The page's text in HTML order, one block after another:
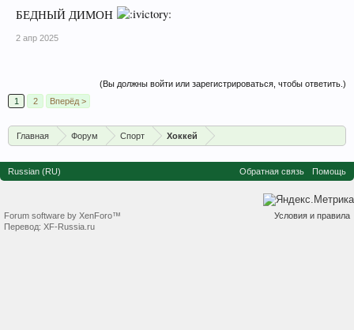
БЕДНЫЙ ДИМОН
2 апр 2025
(Вы должны войти или зарегистрироваться, чтобы ответить.)
1
2 Вперёд >
Главная Форум Спорт Хоккей
Russian (RU) Обратная связь Помощь
Условия и правила
Forum software by XenForo™
Перевод: XF-Russia.ru